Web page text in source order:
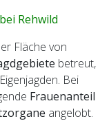
Rehwild
Fläche von
betreut,
Bei
Frauenanteil
angelobt.